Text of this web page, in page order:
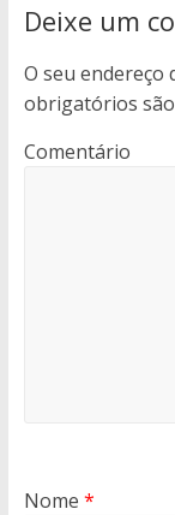
Deixe um
O seu endereço
obrigatórios
Comentário
Nome *